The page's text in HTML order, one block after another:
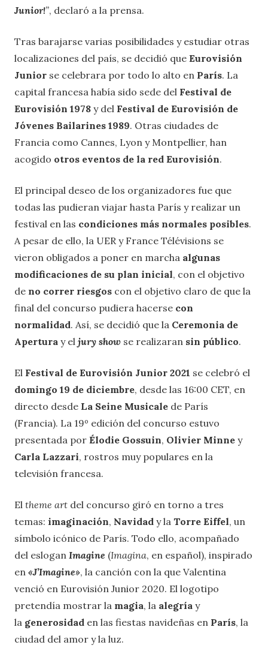
Junior!”, declaró a la prensa.
Tras barajarse varias posibilidades y estudiar otras
localizaciones del país, se decidió que Eurovisión
Junior se celebrara por todo lo alto en París. La
capital francesa había sido sede del Festival de
Eurovisión 1978 y del Festival de Eurovisión de
Jóvenes Bailarines 1989. Otras ciudades de
Francia como Cannes, Lyon y Montpellier, han
acogido otros eventos de la red Eurovisión.
El principal deseo de los organizadores fue que
todas las pudieran viajar hasta París y realizar un
festival en las condiciones más normales posibles.
A pesar de ello, la UER y France Télévisions se
vieron obligados a poner en marcha algunas
modificaciones de su plan inicial, con el objetivo
de no correr riesgos con el objetivo claro de que la
final del concurso pudiera hacerse con
normalidad. Así, se decidió que la Ceremonia de
Apertura y el jury show se realizaran sin público.
El Festival de Eurovisión Junior 2021 se celebró el
domingo 19 de diciembre, desde las 16:00 CET, en
directo desde La Seine Musicale de París
(Francia). La 19º edición del concurso estuvo
presentada por Élodie Gossuin, Olivier Minne y
Carla Lazzari, rostros muy populares en la
televisión francesa.
El theme art del concurso giró en torno a tres
temas: imaginación, Navidad y la Torre Eiffel, un
símbolo icónico de París. Todo ello, acompañado
del eslogan Imagine (Imagina, en español), inspirado
en «J’Imagine», la canción con la que Valentina
venció en Eurovisión Junior 2020. El logotipo
pretendía mostrar la magia, la alegría y
la generosidad en las fiestas navideñas en París, la
ciudad del amor y la luz.